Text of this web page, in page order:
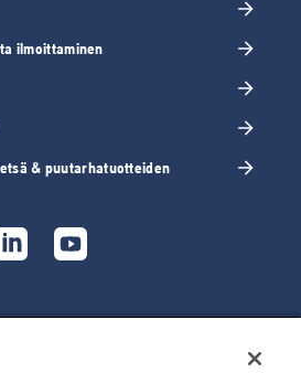
ilmoittaminen
& puutarhatuotteiden